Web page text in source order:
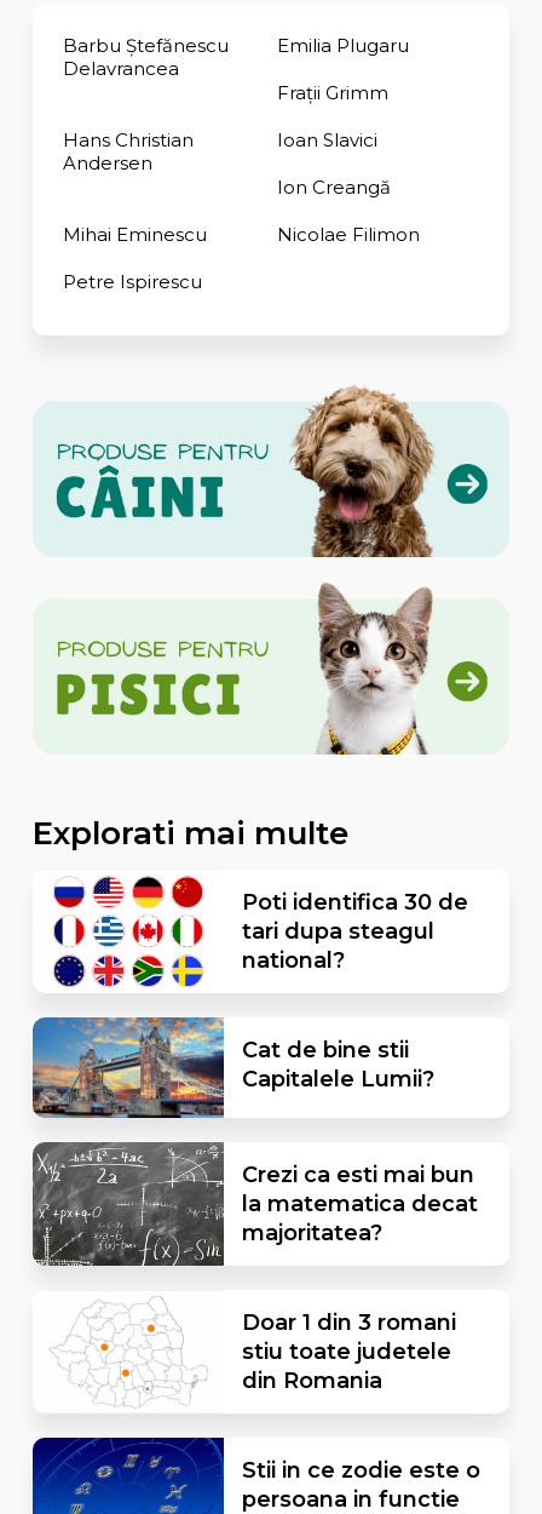
Barbu Ştefănescu
Delavrancea
Emilia Plugaru
Fraţii Grimm
Hans Christian
Andersen
Ioan Slavici
Ion Creangă
Mihai Eminescu Nicolae Filimon
Petre Ispirescu
Explorati mai multe
Poti identifica 30 de
tari dupa steagul
national?
Cat de bine stii
Capitalele Lumii?
Crezi ca esti mai bun
la matematica decat
majoritatea?
Doar 1 din 3 romani
stiu toate judetele
din Romania
Stii in ce zodie este o
persoana in functie